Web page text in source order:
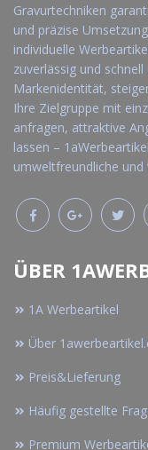
Gravurtechniken
und präzise
individuelle
zuverlässig und
Markenidentität,
Ihre Zielgruppe mit
anfragen, attraktive
lassen –
umweltfreundliche und
ÜBER
1A Werbeartikel
Über
Preis&Lieferung
Häufig gestellte
Premium